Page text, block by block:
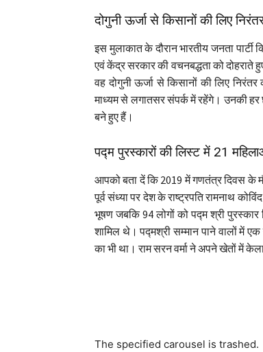
दोगुनी ऊर्जा से किसानों की लिए
इस मुलाकात के दौरान भारतीय जनता पार्टी
एवं केंद्र सरकार की वचनबद्धता को दोहराते
वह दोगुनी ऊर्जा से किसानों की लिए
माध्यम से लगातसर संपर्क में रहेंगे। उनकी
बने हुए हैं।
पद्म पुरस्कारों की लिस्ट में 21
आपको बता दें कि 2019 में गणतंत्र दिवस के
पूर्व संध्या पर देश के राष्ट्रपति रामनाथ
भूषण जबकि 94 लोगों को पद्म श्री पुरस्कार
शामिल थे। पद्मश्री सम्मान पाने वालों में
का भी था। राम सरन वर्मा ने अपने खेतों में
The specified carousel is trashed.